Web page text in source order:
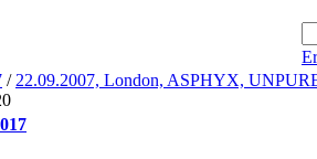
/ 22.09.2007, London, ASPHYX,